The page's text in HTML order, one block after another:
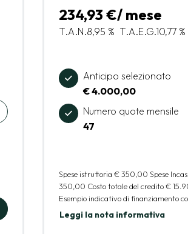
234,93 €/ mese
T.A.N.8,95 % T.A.E.G.10,77 %
Anticipo selezionato
€ 4.000,00
Numero quote mensile
47
Spese istruttoria € 350,00 Spese
350,00 Costo totale del credito€
Esempio indicativo di finanziamento
Leggi la nota informativa